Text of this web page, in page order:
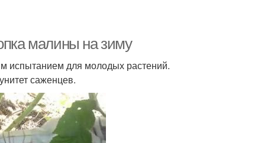
малины на зиму
испытанием для молодых растений.
саженцев.